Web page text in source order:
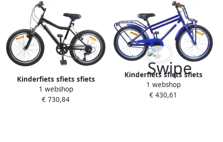
Kinderfiets sfiets sfiets
Veilige Fietstochten
Verstelbaar Stuur Zadel 24
1 webshop
€ 730,84
Kinderfiets sfiets sfiets
Veilige Ritten Stalen Frame
18 inch Donkerblauw
1 webshop
€ 430,61